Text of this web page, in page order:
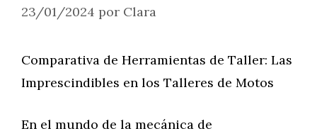
23/01/2024 por Clara
Comparativa de Herramientas de Taller: Las
Imprescindibles en los Talleres de Motos
En el mundo de la mecánica de